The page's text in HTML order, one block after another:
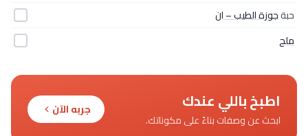
حبةجوزة الطيب – ان
ملح
اطبخ باللي عندك
ابحث عن وصفات بناءً على مكوناتك.
جربه الآن